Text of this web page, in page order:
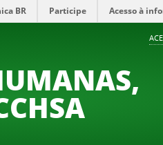
BR Participe Acesso à